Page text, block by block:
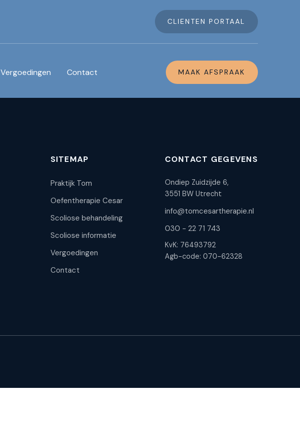
CLIENTEN PORTAAL
Vergoedingen Contact MAAK AFSPRAAK
SITEMAP
Praktijk Tom
Oefentherapie Cesar
Scoliose behandeling
Scoliose informatie
Vergoedingen
Contact
CONTACT GEGEVENS
Ondiep Zuidzijde 6,
3551 BW Utrecht
info@tomcesartherapie.nl
030 - 22 71 743
KvK: 76493792
Agb-code: 070-62328